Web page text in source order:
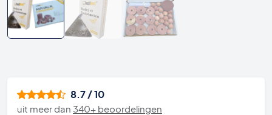
8.7 / 10
uit meer dan 340+ beoordelingen